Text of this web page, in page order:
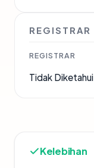
REGISTRAR
REGISTRAR
Tidak Diketahui
Kelebihan